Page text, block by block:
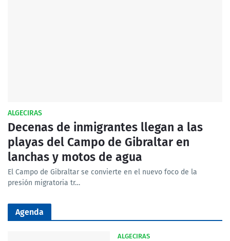
ALGECIRAS
Decenas de inmigrantes llegan a las
playas del Campo de Gibraltar en
lanchas y motos de agua
El Campo de Gibraltar se convierte en el nuevo foco de la
presión migratoria tr…
Agenda
ALGECIRAS